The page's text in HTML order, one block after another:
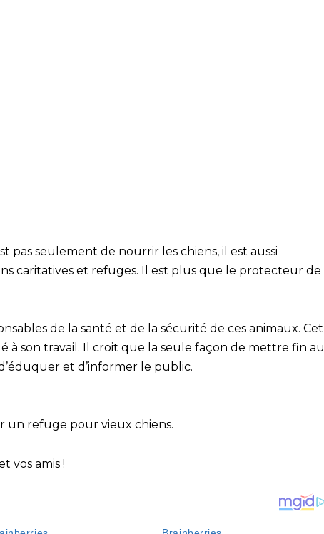
pas seulement de nourrir les chiens, il est aussi
caritatives et refuges. Il est plus que le protecteur de
de la santé et de la sécurité de ces animaux. Cet
à son travail. Il croit que la seule façon de mettre fin au
et d’informer le public.
un refuge pour vieux chiens.
vos amis !